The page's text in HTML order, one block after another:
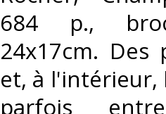
684 p.,
24x17cm.
et, à l'intérieur,
parfois